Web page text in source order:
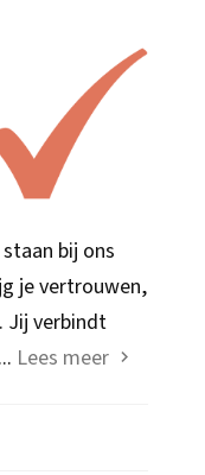
bij ons
je vertrouwen,
Jij verbindt
Lees meer